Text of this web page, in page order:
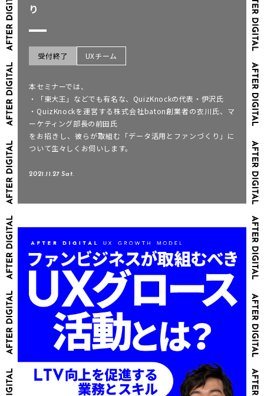
り
受付終了 UXチーム
本セミナーでは、
・「東大王」などでも有名な、QuizKnockの代表・伊沢氏
・QuizKnockを運営する株式会社baton創業者の衣川氏、マ
ーケティング部長の前田氏
をお招きし、彼らが取組む「データ活用とファンづくり」に
ついて生々しくお伺いします。
2021.11.27 Sat.